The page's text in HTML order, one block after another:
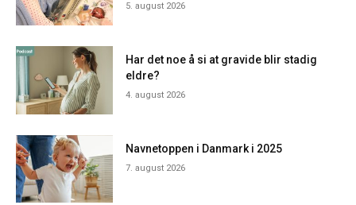
5. august 2026
Har det noe å si at gravide blir stadig
eldre?
4. august 2026
Navnetoppen i Danmark i 2025
7. august 2026